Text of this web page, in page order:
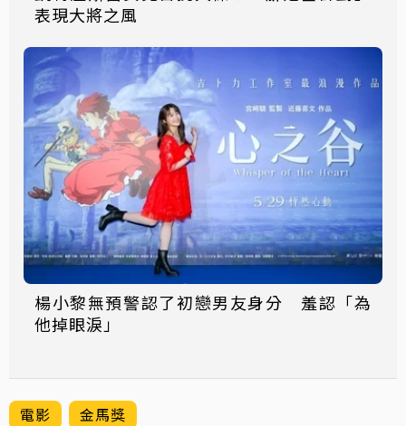
表現大將之風
楊小黎無預警認了初戀男友身分 羞認「為
他掉眼淚」
電影 金馬獎